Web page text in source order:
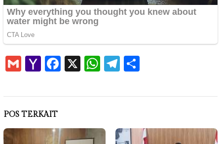
GmailYahoo
Mail
Facebook
X WhatsApp
Telegram
POS TERKAIT